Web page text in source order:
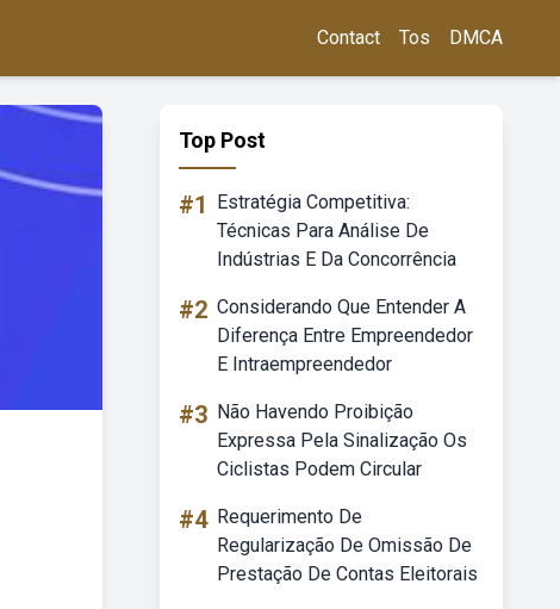
Contact Tos DMCA
Top Post
#1
Estratégia Competitiva:
Técnicas Para Análise De
Indústrias E Da Concorrência
#2 Considerando Que Entender A
Diferença Entre Empreendedor
E Intraempreendedor
#3 Não Havendo Proibição
Expressa Pela Sinalização Os
Ciclistas Podem Circular
#4 Requerimento De
Regularização De Omissão De
Prestação De Contas Eleitorais